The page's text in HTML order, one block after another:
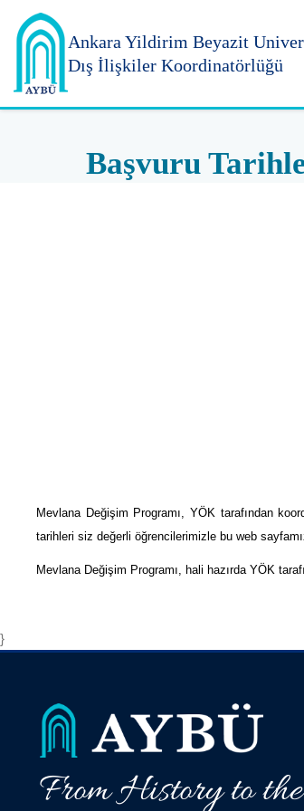
Ankara Yildirim Beyazit
Dış İlişkiler Koordinatörlüğü
Başvuru
Mevlana Değişim Programı, YÖK tarafından
tarihleri siz değerli öğrencilerimizle bu web
Mevlana Değişim Programı, hali hazırda YÖK
}
From History to the